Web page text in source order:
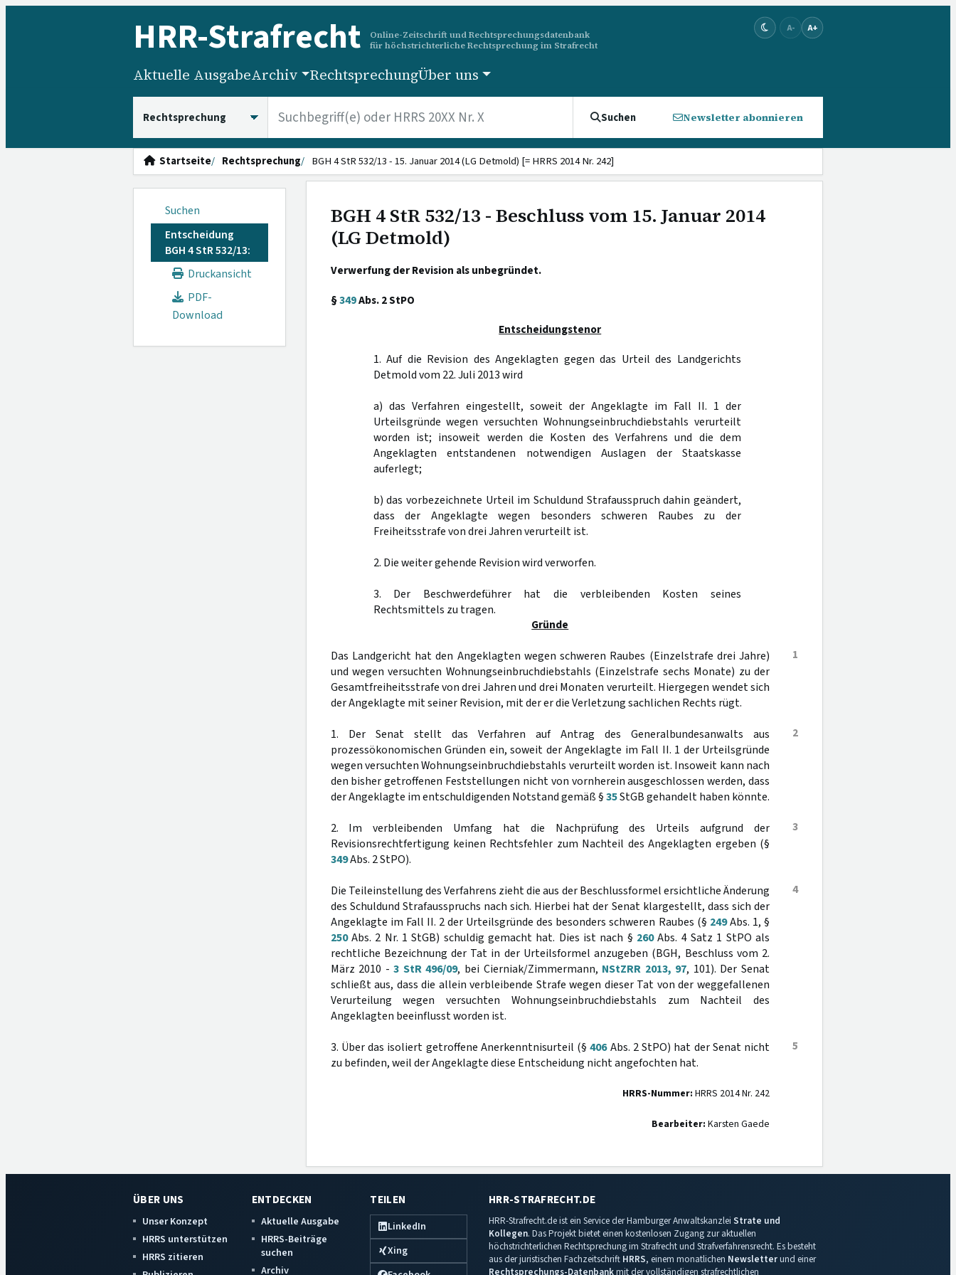
HRR-Strafrecht
Online-Zeitschrift und Rechtsprechungsdatenbank
für höchstrichterliche Rechtsprechung im Strafrecht
A- A+
Aktuelle AusgabeArchiv RechtsprechungÜber uns
Suchen Newsletter abonnieren
Startseite Rechtsprechung BGH 4 StR 532/13 - 15. Januar 2014 (LG Detmold) [= HRRS 2014 Nr. 242]
Suchen
Entscheidung
BGH 4 StR 532/13:
Druckansicht
PDF-
Download
BGH 4 StR 532/13 - Beschluss vom 15. Januar 2014
(LG Detmold)
Verwerfung der Revision als unbegründet.
§349Abs. 2 StPO
Entscheidungstenor
1. Auf die Revision des Angeklagten gegen das Urteil des Landgerichts
Detmold vom 22. Juli 2013 wird
a) das Verfahren eingestellt, soweit der Angeklagte im Fall II. 1 der
Urteilsgründe wegen versuchten Wohnungseinbruchdiebstahls verurteilt
worden ist; insoweit werden die Kosten des Verfahrens und die dem
Angeklagten entstandenen notwendigen Auslagen der Staatskasse
auferlegt;
b) das vorbezeichnete Urteil im Schuldund Strafausspruch dahin geändert,
dass der Angeklagte wegen besonders schweren Raubes zu der
Freiheitsstrafe von drei Jahren verurteilt ist.
2. Die weiter gehende Revision wird verworfen.
3. Der Beschwerdeführer hat die verbleibenden Kosten seines
Rechtsmittels zu tragen.
Gründe
1
Das Landgericht hat den Angeklagten wegen schweren Raubes (Einzelstrafe drei Jahre)
und wegen versuchten Wohnungseinbruchdiebstahls (Einzelstrafe sechs Monate) zu der
Gesamtfreiheitsstrafe von drei Jahren und drei Monaten verurteilt. Hiergegen wendet sich
der Angeklagte mit seiner Revision, mit der er die Verletzung sachlichen Rechts rügt.
2
1. Der Senat stellt das Verfahren auf Antrag des Generalbundesanwalts aus
prozessökonomischen Gründen ein, soweit der Angeklagte im Fall II. 1 der Urteilsgründe
wegen versuchten Wohnungseinbruchdiebstahls verurteilt worden ist. Insoweit kann nach
den bisher getroffenen Feststellungen nicht von vornherein ausgeschlossen werden, dass
der Angeklagte im entschuldigenden Notstand gemäß §35StGB gehandelt haben könnte.
3
2. Im verbleibenden Umfang hat die Nachprüfung des Urteils aufgrund der
Revisionsrechtfertigung keinen Rechtsfehler zum Nachteil des Angeklagten ergeben (§
349Abs. 2 StPO).
4
Die Teileinstellung des Verfahrens zieht die aus der Beschlussformel ersichtliche Änderung
des Schuldund Strafausspruchs nach sich. Hierbei hat der Senat klargestellt, dass sich der
Angeklagte im Fall II. 2 der Urteilsgründe des besonders schweren Raubes (§ 249Abs. 1, §
250Abs. 2 Nr. 1 StGB) schuldig gemacht hat. Dies ist nach § 260Abs. 4 Satz 1 StPO als
rechtliche Bezeichnung der Tat in der Urteilsformel anzugeben (BGH, Beschluss vom 2.
März 2010 -3 StR 496/09, bei Cierniak/Zimmermann, NStZRR 2013, 97, 101). Der Senat
schließt aus, dass die allein verbleibende Strafe wegen dieser Tat von der weggefallenen
Verurteilung wegen versuchten Wohnungseinbruchdiebstahls zum Nachteil des
Angeklagten beeinflusst worden ist.
5
3. Über das isoliert getroffene Anerkenntnisurteil (§406Abs. 2 StPO) hat der Senat nicht
zu befinden, weil der Angeklagte diese Entscheidung nicht angefochten hat.
HRRS-Nummer: HRRS 2014 Nr. 242
Bearbeiter: Karsten Gaede
ÜBER UNS
Unser Konzept
HRRS unterstützen
HRRS zitieren
ENTDECKEN
Aktuelle Ausgabe
HRRS-Beiträge
suchen
Archiv
TEILEN
LinkedIn
Xing
HRR-STRAFRECHT.DE
HRR-Strafrecht.de ist ein Service der Hamburger Anwaltskanzlei Strate und
Kollegen. Das Projekt bietet einen kostenlosen Zugang zur aktuellen
höchstrichterlichen Rechtsprechung im Strafrecht und Strafverfahrensrecht. Es besteht
aus der juristischen Fachzeitschrift HRRS, einem monatlichen Newsletterund einer
Rechtsprechungs-Datenbankmit der vollständigen strafrechtlichen